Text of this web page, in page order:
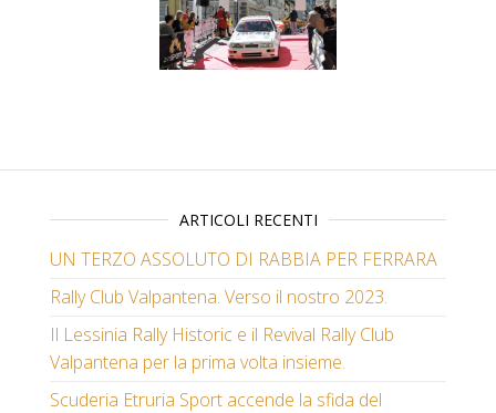
ARTICOLI RECENTI
UN TERZO ASSOLUTO DI RABBIA PER FERRARA
Rally Club Valpantena. Verso il nostro 2023.
Il Lessinia Rally Historic e il Revival Rally Club
Valpantena per la prima volta insieme.
Scuderia Etruria Sport accende la sfida del